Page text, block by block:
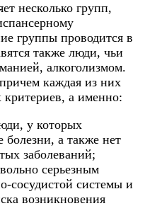
несколько групп,
группы проводится в
также люди, чьи
алкоголизмом.
каждая из них
критериев, а именно:
у которых
болезни, а также нет
заболеваний;
серьезным
сосудистой системы и
возникновения